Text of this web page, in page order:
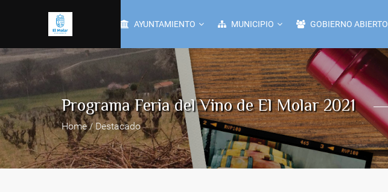
AYUNTAMIENTO MUNICIPIO GOBIERNO ABIERTO
Programa Feria del Vino de El Molar 2021
Home / Destacado